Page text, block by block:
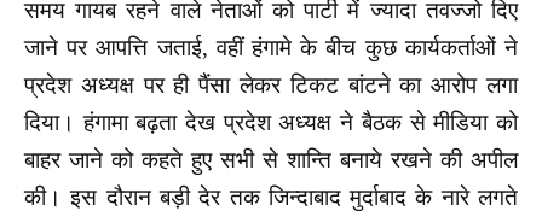
समय गायब रहने वाले नेताओं को पार्टी में ज्यादा तवज्जो दिए
जाने पर आपत्ति जताई, वहीं हंगामे के बीच कुछ कार्यकर्ताओं ने
प्रदेश अध्यक्ष पर ही पैंसा लेकर टिकट बांटने का आरोप लगा
दिया। हंगामा बढ़ता देख प्रदेश अध्यक्ष ने बैठक से मीडिया को
बाहर जाने को कहते हुए सभी से शान्ति बनाये रखने की अपील
की। इस दौरान बड़ी देर तक जिन्दाबाद मुर्दाबाद के नारे लगते